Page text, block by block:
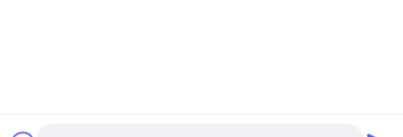
Proveedor. Derecho de autor 2021-2026 YIXING HUADING